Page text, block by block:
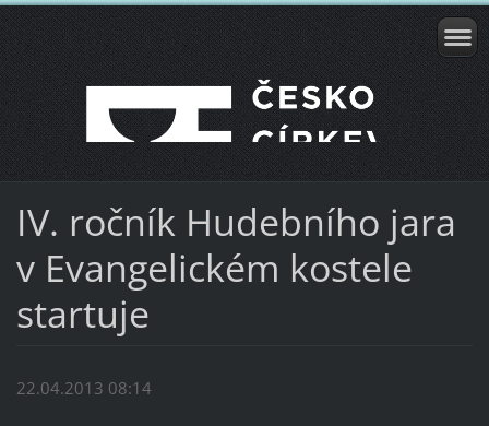
IV. ročník Hudebního jara
v Evangelickém kostele
startuje
22.04.2013 08:14